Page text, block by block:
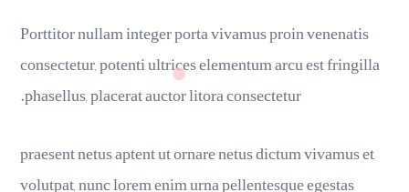
Porttitor nullam integer porta vivamus proin venenatis
consectetur, potenti ultrices elementum arcu est fringilla
phasellus, placerat auctor litora consectetur.
praesent netus aptent ut ornare netus dictum vivamus et
volutpat, nunc lorem enim urna pellentesque egestas